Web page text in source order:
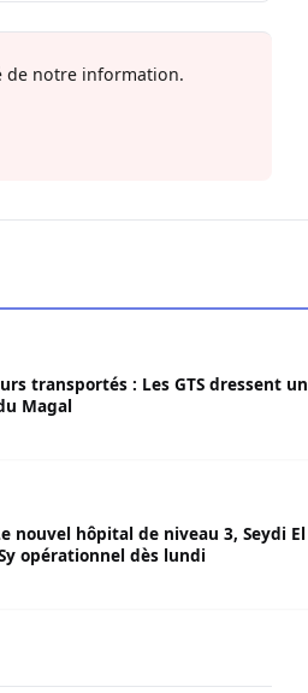
de notre information.
transportés : Les GTS dressent un
Magal
nouvel hôpital de niveau 3, Seydi El
opérationnel dès lundi